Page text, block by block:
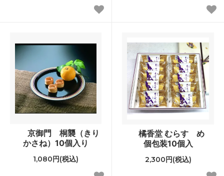
京御門 桐襲（きり
かさね）10個入り
1,080円(税込)
橘香堂 むらすゞめ
個包装10個入
2,300円(税込)